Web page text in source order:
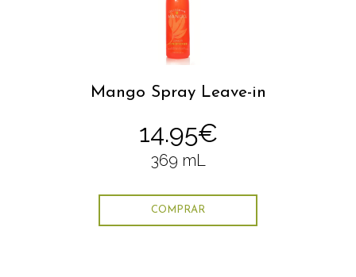
Mango Spray Leave-in
14.95€
369 mL
COMPRAR